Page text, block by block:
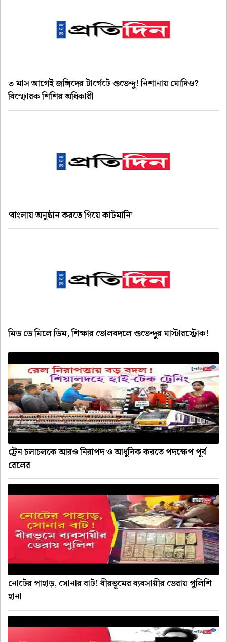
৩ মাস আগেই জঙ্গিদের টার্গেটে শুভেন্দু! নিশানায় মোদিও?
বিস্ফোরক শিশির অধিকারী
‘বাংলায় অনুষ্ঠান করতে গিয়ে কাটমানি’
মিড ডে মিলে ডিম, শিক্ষার ভোলবদলে শুভেন্দুর মাস্টারস্ট্রোক!
ট্রেন চলাচলকে আরও নিরাপদ ও আধুনিক করতে পদক্ষেপ পূর্ব
রেলের
নোটের পাহাড়, সোনার বাট! বীরভূমের ব্যবসায়ীর ডেরায় পুলিশি
হানা